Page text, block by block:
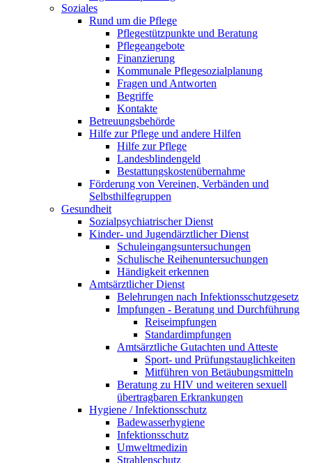
Soziales
Rund um die Pflege
Pflegestützpunkte und Beratung
Pflegeangebote
Finanzierung
Kommunale Pflegesozialplanung
Fragen und Antworten
Begriffe
Kontakte
Betreuungsbehörde
Hilfe zur Pflege und andere Hilfen
Hilfe zur Pflege
Landesblindengeld
Bestattungskosten­übernahme
Förderung von Vereinen, Verbänden und
Selbsthilfegruppen
Gesundheit
Sozialpsychiatrischer Dienst
Kinder- und Jugendärztlicher Dienst
Schuleingangsuntersuchungen
Schulische Reihenuntersuchungen
Händigkeit erkennen
Amtsärztlicher Dienst
Belehrungen nach Infektionsschutzgesetz
Impfungen - Beratung und Durchführung
Reiseimpfungen
Standardimpfungen
Amtsärztliche Gutachten und Atteste
Sport- und Prüfungstauglichkeiten
Mitführen von Betäubungsmitteln
Beratung zu HIV und weiteren sexuell
übertragbaren Erkrankungen
Hygiene / Infektionsschutz
Badewasserhygiene
Infektionsschutz
Umweltmedizin
Strahlenschutz